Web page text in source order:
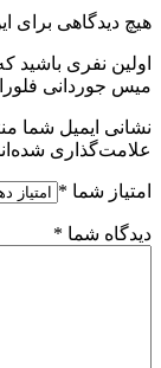
هیچ دیدگاهی
اولین نفری باشید
میس جوردانی
نشانی ایمیل شما
علامت‌گذاری
امتیاز شما *
دیدگاه شما *